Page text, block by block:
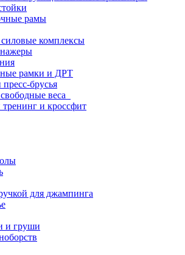
рамы
комплексы
рамки и ДРТ
брусья
веса
и кроссфит
для джампинга
и груши